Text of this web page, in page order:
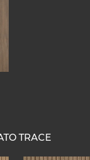
TRACE